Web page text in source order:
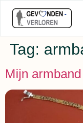
Tag:
Mijn